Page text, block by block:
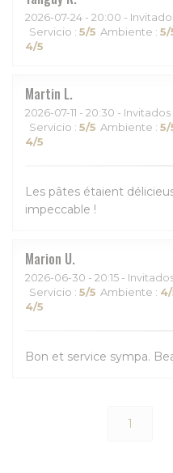
2026-07-24 - 20:00 -
Servicio : 5/5 Ambiente : 5/
4/5
Martin L
2026-07-11 - 20:30 - Invitados
Servicio : 5/5 Ambiente : 5/
4/5
Les pâtes étaient
impeccable !
Marion U
2026-06-30 - 20:15 -
Servicio : 5/5 Ambiente : 4
4/5
Bon et service sympa.
1